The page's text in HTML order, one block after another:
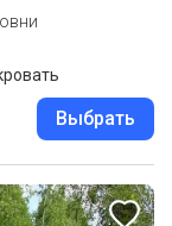
Выбрать